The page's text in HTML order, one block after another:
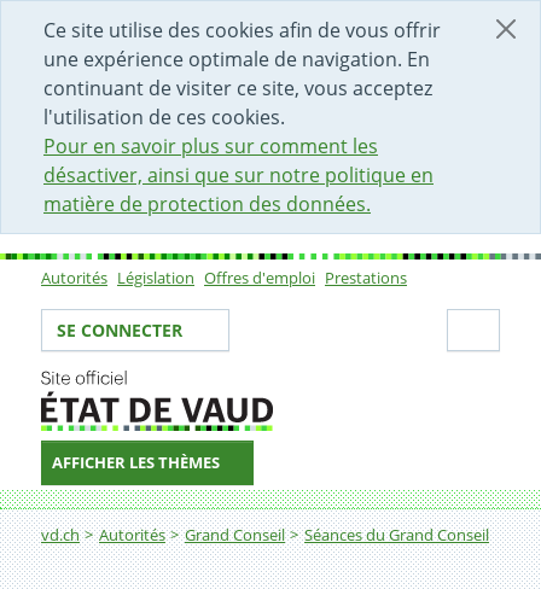
Ce site utilise des cookies afin de vous offrir
une expérience optimale de navigation. En
continuant de visiter ce site, vous acceptez
l'utilisation de ces cookies.
Pour en savoir plus sur comment les
désactiver, ainsi que sur notre politique en
matière de protection des données.
DÉBUT DU CONTENU DE LA PAGE
ACCÈS AU CHAMP DE RECHERCHE
PAGE D'ACCUEIL
FORMULAIRE DE CONTACT
Sous-navigation
Autorités Législation Offres d'emploi Prestations
Votre identité
SE CONNECTER
AFFICHER LES THÈMES
Fil d'Ariane
vd.ch Autorités Grand Conseil Séances du Grand Conseil